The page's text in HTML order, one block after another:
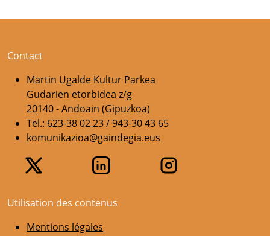
Contact
Martin Ugalde Kultur Parkea
Gudarien etorbidea z/g
20140 - Andoain (Gipuzkoa)
Tel.: 623-38 02 23 / 943-30 43 65
komunikazioa@gaindegia.eus
Utilisation des contenus
Mentions légales